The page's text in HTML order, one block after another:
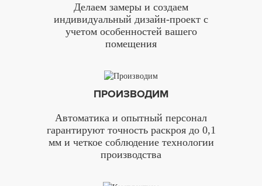
Делаем замеры и создаем
индивидуальный дизайн-проект с
учетом особенностей вашего
помещения
ПРОИЗВОДИМ
Автоматика и опытный персонал
гарантируют точность раскроя до 0,1
мм и четкое соблюдение технологии
производства